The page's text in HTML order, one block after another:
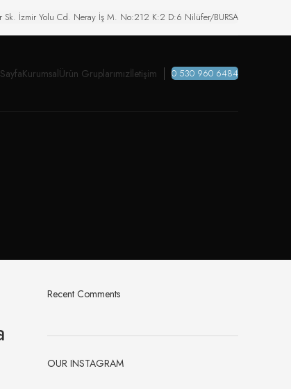
Sk. İzmir Yolu Cd. Neray İş M. No:212 K:2 D:6 Nilüfer/BURSA
KurumsalÜrün Gruplarımızİletişim 0 530 960 6484
Recent Comments
OUR INSTAGRAM